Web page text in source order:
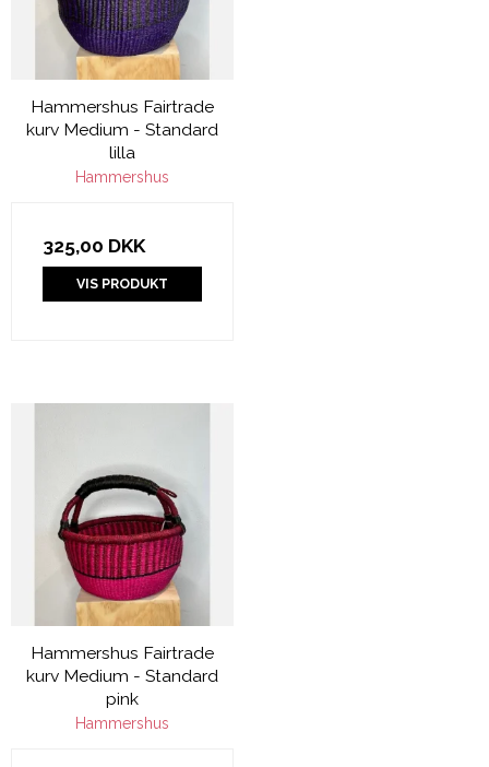
Hammershus Fairtrade
kurv Medium - Standard
lilla
Hammershus
325,00 DKK
VIS PRODUKT
Hammershus Fairtrade
kurv Medium - Standard
pink
Hammershus